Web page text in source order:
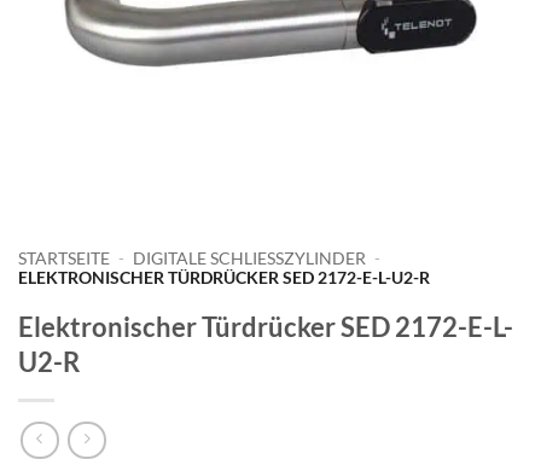
STARTSEITE - DIGITALE SCHLIESSZYLINDER
-
ELEKTRONISCHER TÜRDRÜCKER SED 2172-E-L-U2-R
Elektronischer Türdrücker SED 2172-E-L-
U2-R